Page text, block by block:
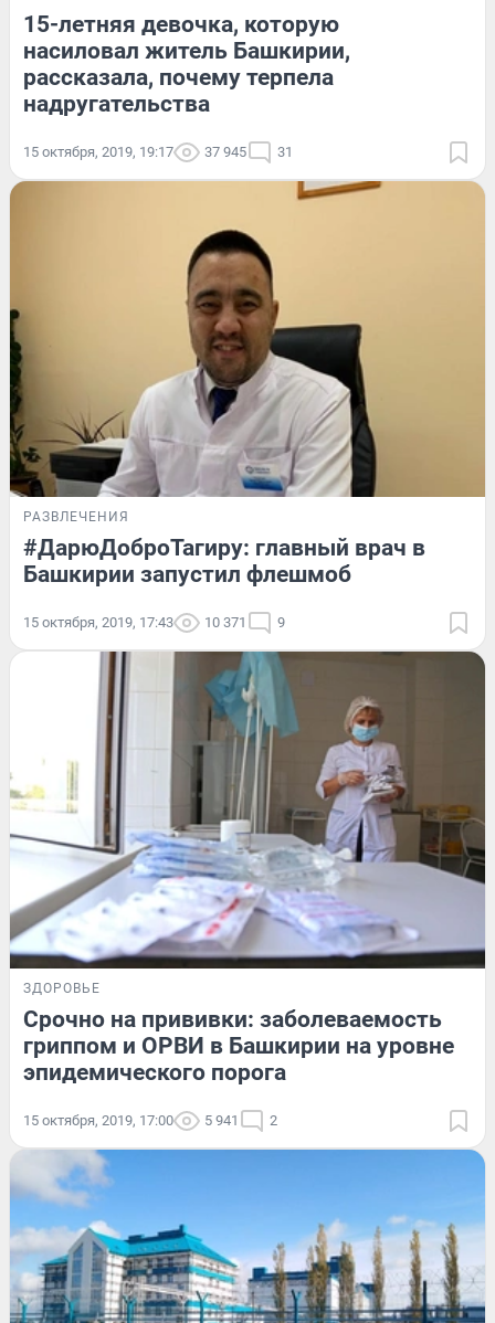
15-летняя девочка, которую
насиловал житель Башкирии,
рассказала, почему терпела
надругательства
15 октября, 2019, 19:17 37 945 31
РАЗВЛЕЧЕНИЯ
#ДарюДоброТагиру: главный врач в
Башкирии запустил флешмоб
15 октября, 2019, 17:43 10 371 9
ЗДОРОВЬЕ
Срочно на прививки: заболеваемость
гриппом и ОРВИ в Башкирии на уровне
эпидемического порога
15 октября, 2019, 17:00 5 941 2